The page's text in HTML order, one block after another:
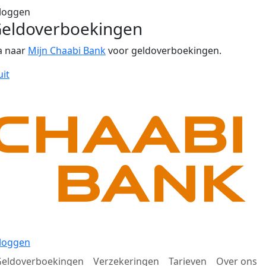
naar Mijn Chaabi Bankvoor geldoverboekingen.
Verzekeringen Tarieven
Over ons